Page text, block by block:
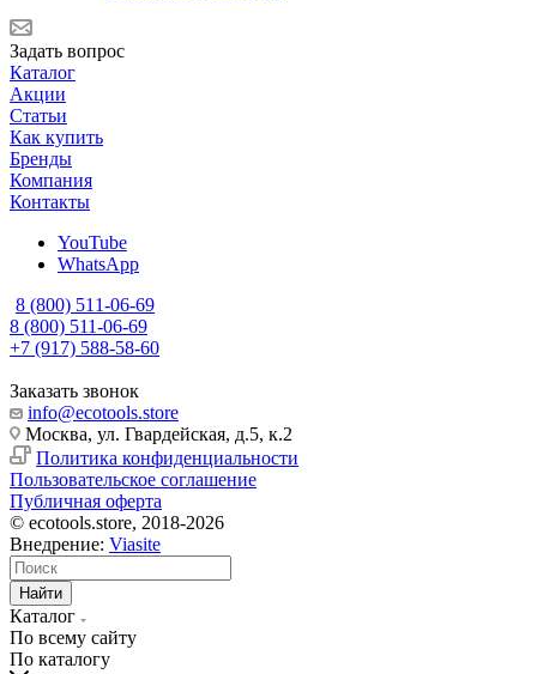
Задать вопрос
Каталог
Акции
Статьи
Как купить
Бренды
Компания
Контакты
YouTube
WhatsApp
8 (800) 511-06-69
8 (800) 511-06-69
+7 (917) 588-58-60
Заказать звонок
info@ecotools.store
Москва, ул. Гвардейская, д.5, к.2
Политика конфиденциальности
Пользовательское соглашение
Публичная оферта
© ecotools.store, 2018-2026
Внедрение: Viasite
Найти
Каталог
По всему сайту
По каталогу